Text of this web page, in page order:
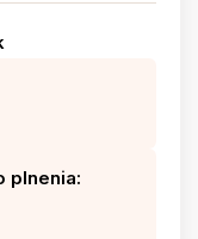
plnenia: